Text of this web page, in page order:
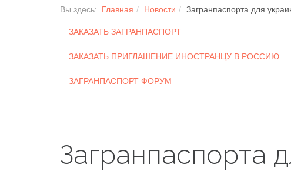
Вы здесь: Главная Новости Загранпаспорта для
ЗАКАЗАТЬ ЗАГРАНПАСПОРТ
ЗАКАЗАТЬ ПРИГЛАШЕНИЕ ИНОСТРАНЦУ В РОССИЮ
ЗАГРАНПАСПОРТ ФОРУМ
Загранпаспорта